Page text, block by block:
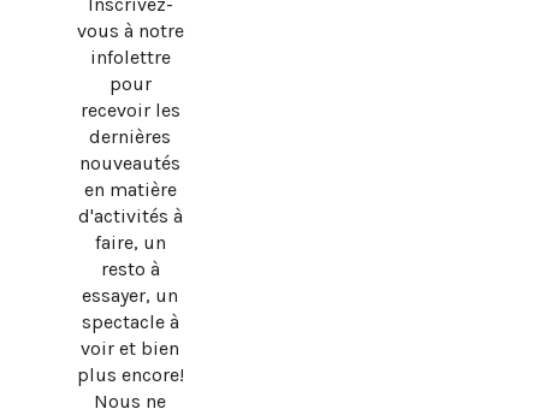
vous à notre
infolettre
pour
recevoir les
dernières
nouveautés
en matière
d'activités à
faire, un
resto à
essayer, un
spectacle à
voir et bien
plus encore!
Nous ne